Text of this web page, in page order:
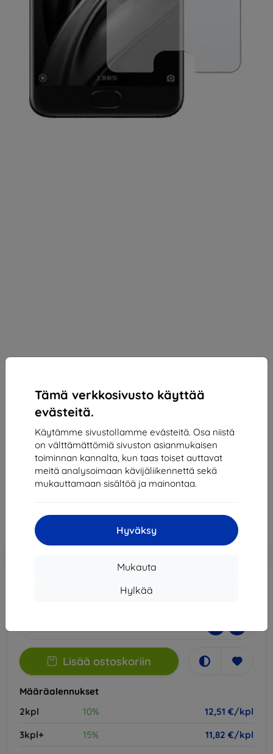
Tämä verkkosivusto käyttää
evästeitä.
Käytämme sivustollamme evästeitä. Osa niistä
on välttämättömiä sivuston asianmukaisen
toiminnan kannalta, kun taas toiset auttavat
meitä analysoimaan kävijäliikennettä sekä
mukauttamaan sisältöä ja mainontaa.
Hyväksy
Mukauta
Hylkää
SPIGEN - Xiaomi Mi 6 Film Neo Flex (S07FL23088)
Xiaomi Mi 6
20,89 €
12,51 €
Hinta ilman ALV:tä10,09 €
Alennus kupongilla
Lisää
- +
Lisää ostoskoriin
Määräalennukset
2kpl
10%
12,51 €/kpl
3kpl+
15% 11,82 €/kpl